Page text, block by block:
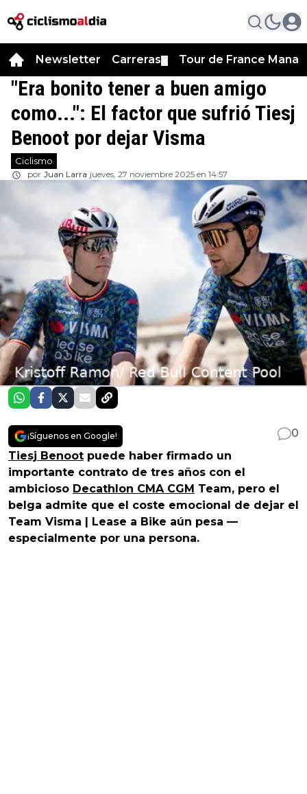
Newsletter Carreras Tour de France
"Era bonito tener a buen amigo
como...": El factor que sufrió Tiesj
Benoot por dejar Visma
Ciclismo
por Juan Larra jueves, 27 noviembre 2025 en 14:57
¡Síguenos en Google!
0
Tiesj Benoot puede haber firmado un
importante contrato de tres años con el
ambicioso Decathlon CMA CGM Team, pero el
belga admite que el coste emocional de dejar el
Team Visma | Lease a Bike aún pesa —
especialmente por una persona.